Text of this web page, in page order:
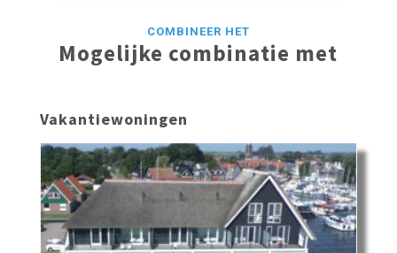
COMBINEER HET
Mogelijke combinatie met
Vakantiewoningen